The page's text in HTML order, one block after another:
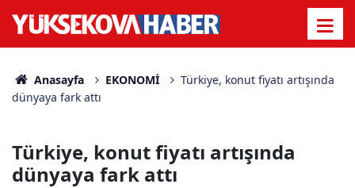
Anasayfa EKONOMİ
Türkiye, konut fiyatı artışında
dünyaya fark attı
Türkiye, konut fiyatı artışında
dünyaya fark attı